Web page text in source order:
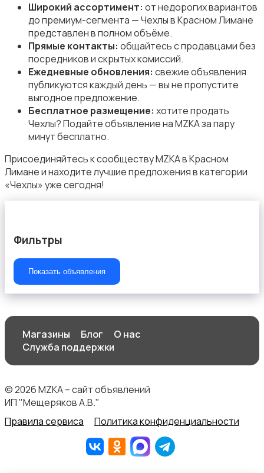
Широкий ассортимент: от недорогих вариантов
до премиум-сегмента — Чехлы в Красном Лимане
представлен в полном объёме.
Прямые контакты: общайтесь с продавцами без
посредников и скрытых комиссий.
Ежедневные обновления: свежие объявления
публикуются каждый день — вы не пропустите
выгодное предложение.
Бесплатное размещение: хотите продать
Чехлы? Подайте объявление на MZKA за пару
минут бесплатно.
Присоединяйтесь к сообществу MZKA в Красном
Лимане и находите лучшие предложения в категории
«Чехлы» уже сегодня!
Фильтры
Показать объявления
Магазины Блог
О нас
Служба поддержки
© 2026 MZKA – сайт объявлений
ИП "Мещеряков А.В."
Правила сервиса
Политика конфиденциальности